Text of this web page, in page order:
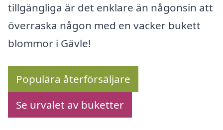
tillgängliga är det enklare än någonsin att
överraska någon med en vacker bukett
blommor i Gävle!
Populära återförsäljare
Se urvalet av buketter